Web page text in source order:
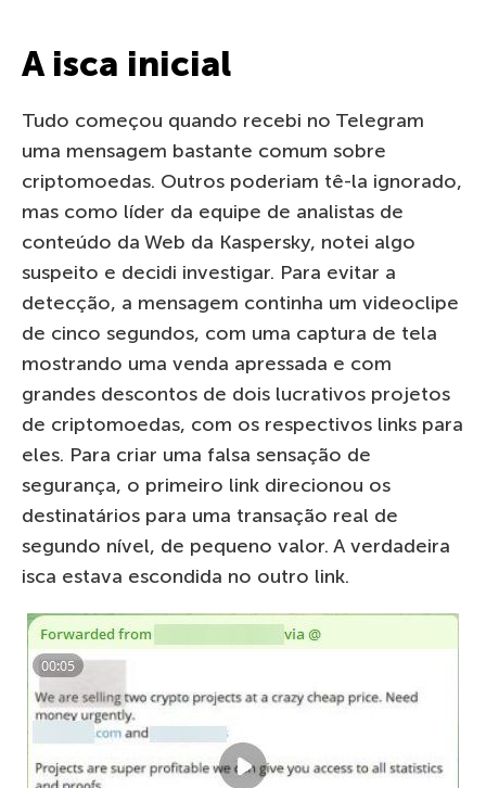
A isca inicial
Tudo começou quando recebi no Telegram
uma mensagem bastante comum sobre
criptomoedas. Outros poderiam tê-la ignorado,
mas como líder da equipe de analistas de
conteúdo da Web da Kaspersky, notei algo
suspeito e decidi investigar. Para evitar a
detecção, a mensagem continha um videoclipe
de cinco segundos, com uma captura de tela
mostrando uma venda apressada e com
grandes descontos de dois lucrativos projetos
de criptomoedas, com os respectivos links para
eles. Para criar uma falsa sensação de
segurança, o primeiro link direcionou os
destinatários para uma transação real de
segundo nível, de pequeno valor. A verdadeira
isca estava escondida no outro link.